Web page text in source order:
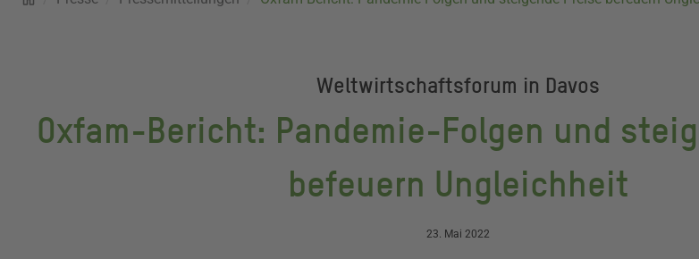
Pfadnavigation
Weltwirtschaftsforum in Davos
Oxfam-Bericht: Pandemie-Folgen und
befeuern Ungleichheit
23. Mai 2022